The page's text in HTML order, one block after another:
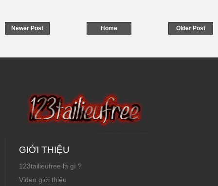
Newer Post Older Post
Home
GIỚI THIỆU
123tailieufree là gì ?
Video giới thiệu